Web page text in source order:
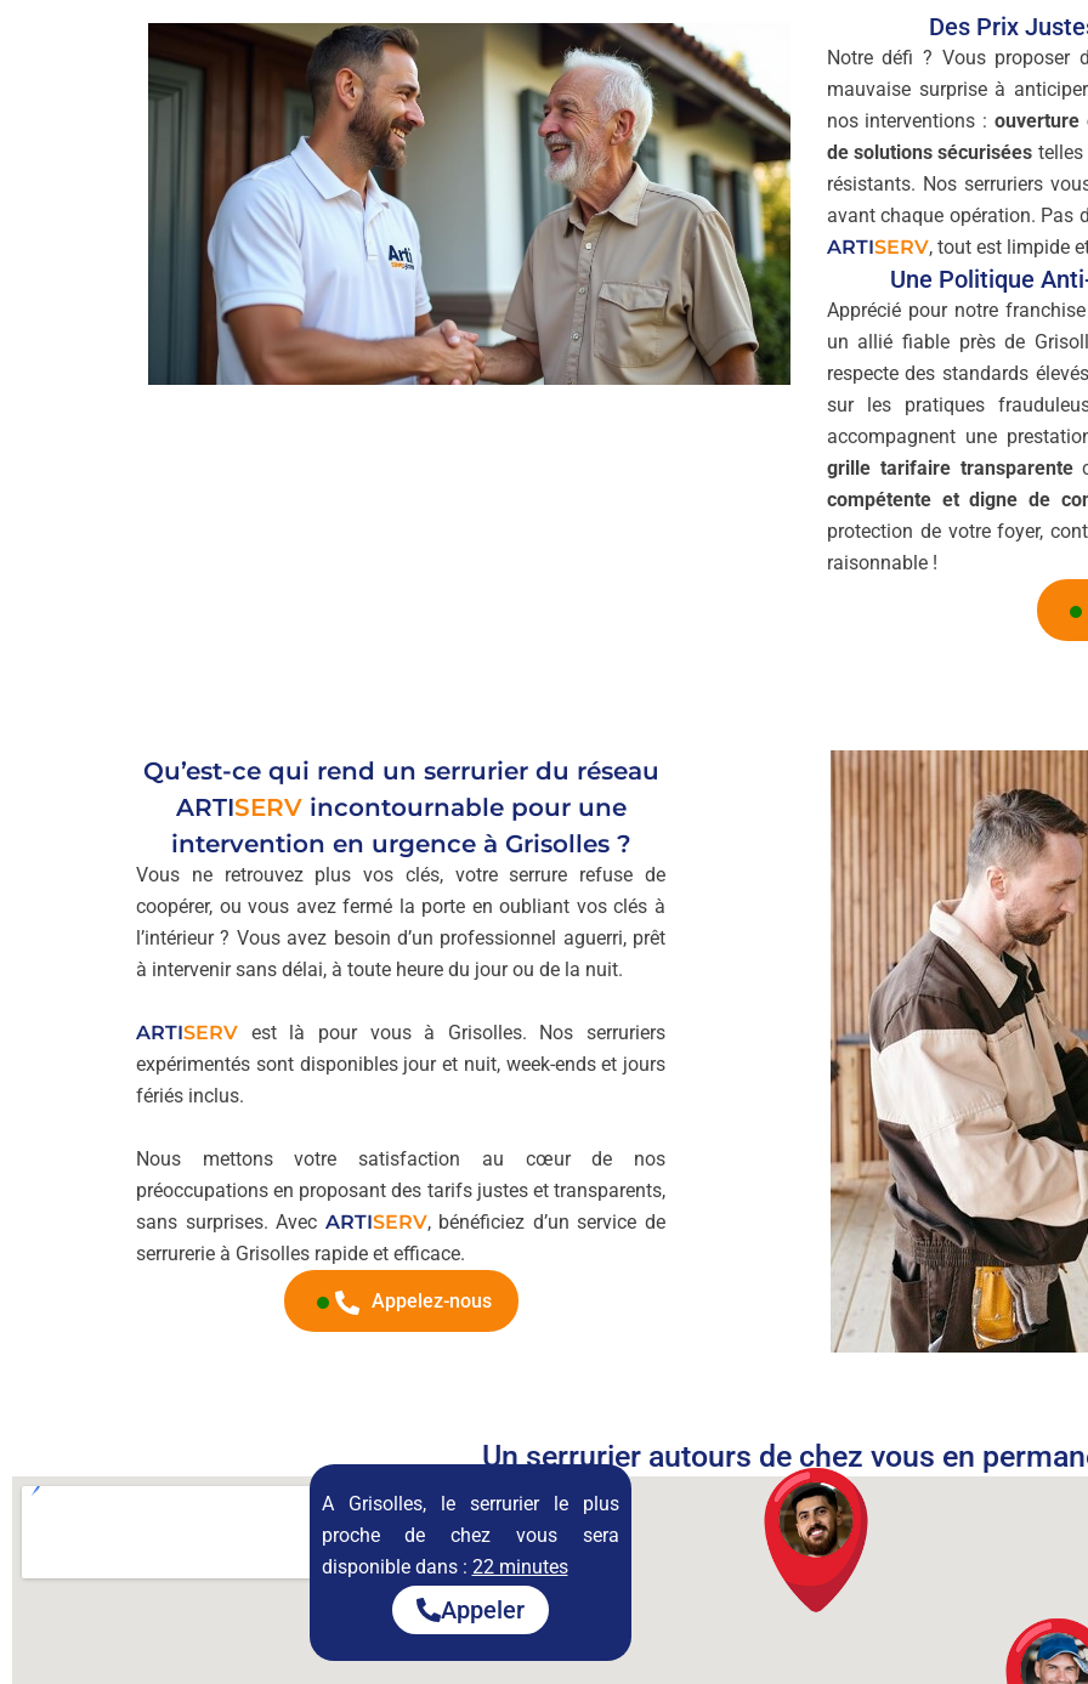
Des Prix
Notre défi ? Vous proposer
mauvaise surprise à
nos interventions : ouverture
de solutions sécurisées telles
résistants. Nos serruriers
avant chaque opération. Pas
ARTISERV, tout est limpide
Une Politique
Apprécié pour notre
un allié fiable près de
respecte des standards
sur les pratiques
accompagnent une
grille tarifaire transparente
compétente et digne de
protection de votre foyer,
raisonnable !
Qu’est-ce qui rend un serrurier du réseau
ARTISERVincontournable pour une
intervention en urgence à Grisolles ?
Vous ne retrouvez plus vos clés, votre serrure refuse de
coopérer, ou vous avez fermé la porte en oubliant vos clés à
l’intérieur ? Vous avez besoin d’un professionnel aguerri, prêt
à intervenir sans délai, à toute heure du jour ou de la nuit.
ARTISERV est là pour vous à Grisolles. Nos serruriers
expérimentés sont disponibles jour et nuit, week-ends et jours
fériés inclus.
Nous mettons votre satisfaction au cœur de nos
préoccupations en proposant des tarifs justes et transparents,
sans surprises. Avec ARTISERV, bénéficiez d’un service de
serrurerie à Grisolles rapide et efficace.
Appelez-nous
Un serrurier autours de chez vous en
A Grisolles, le serrurier le plus
proche de chez vous sera
disponible dans : 22 minutes
Appeler